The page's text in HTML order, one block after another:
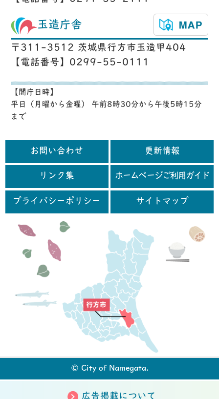
玉造庁舎
〒311-3512 茨城県行方市玉造甲404
【電話番号】0299-55-0111
【開庁日時】
平日（月曜から金曜） 午前8時30分から午後5時15分
まで
お問い合わせ 更新情報
リンク集 ホームページご利用ガイド
プライバシーポリシー サイトマップ
© City of Namegata.
広告掲載について